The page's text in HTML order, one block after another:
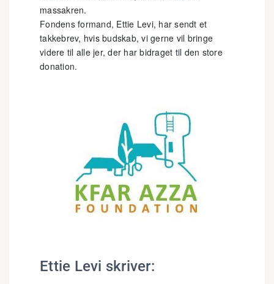
massakren.
Fondens formand, Ettie Levi, har sendt et
takkebrev, hvis budskab, vi gerne vil bringe
videre til alle jer, der har bidraget til den store
donation.
Ettie Levi skriver: